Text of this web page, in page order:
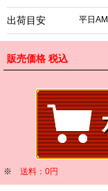
出荷目安 平日
販売価格 税込
※ 送料：0円